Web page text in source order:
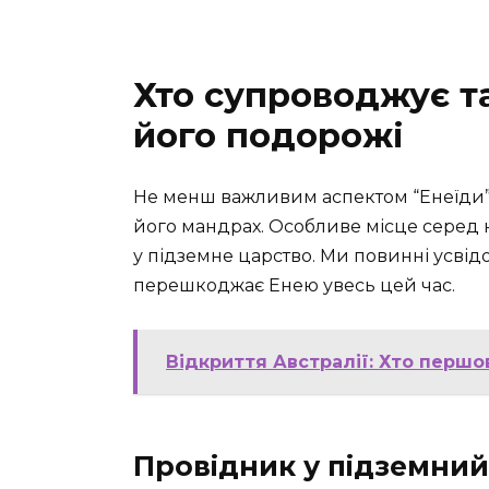
Хто супроводжує
його подорожі
Не менш важливим аспектом
його мандрах. Особливе місце
у підземне царство. Ми повинні
перешкоджає Енею увесь цей час.
Відкриття Австралії: Хто
Провідник у підземний